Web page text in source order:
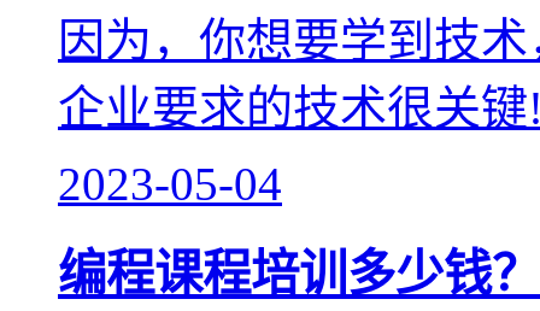
因为，你想要学到技
企业要求的技术很关键
2023-05-04
编程课程培训多少钱？